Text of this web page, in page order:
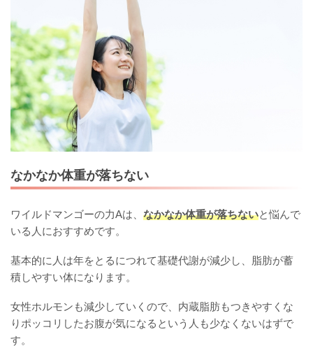
なかなか体重が落ちない
ワイルドマンゴーの力Aは、 なかなか体重が落ちないと悩んで
いる人におすすめです。
基本的に人は年をとるにつれて基礎代謝が減少し、脂肪が蓄
積しやすい体になります。
女性ホルモンも減少していくので、内蔵脂肪もつきやすくな
りポッコリしたお腹が気になるという人も少なくないはずで
す。